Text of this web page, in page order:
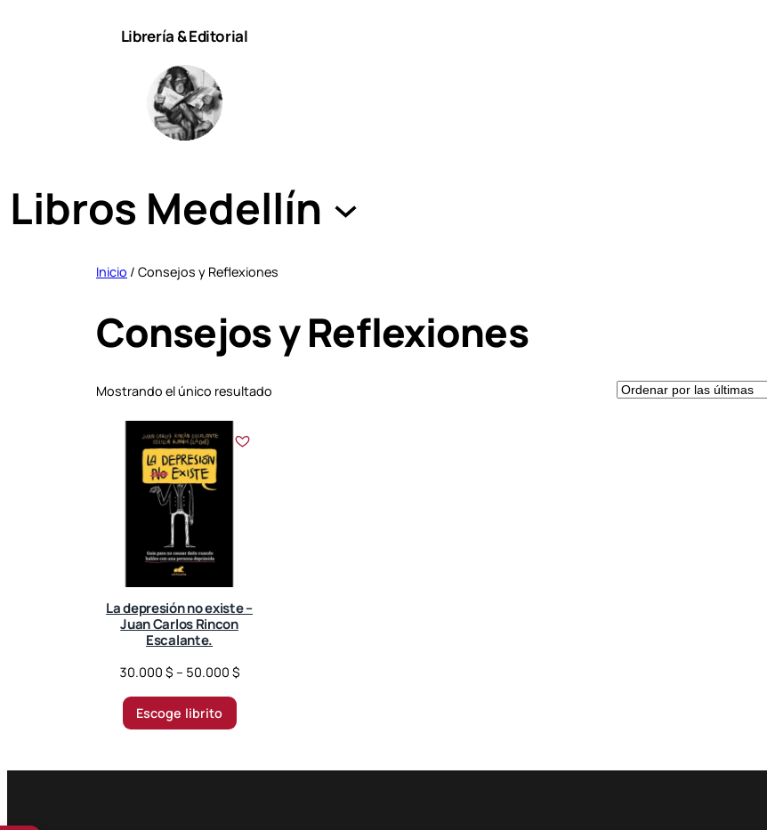
Librería & Editorial
Libros Medellín
Inicio / Consejos y Reflexiones
Consejos y Reflexiones
Mostrando el único resultado
La depresión no existe –
Juan Carlos Rincon
Escalante.
30.000 $ – 50.000 $P
r
Escoge librito